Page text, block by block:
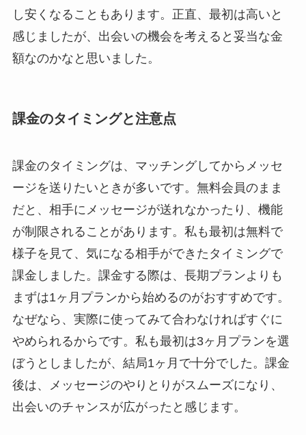
し安くなることもあります。正直、最初は高いと
感じましたが、出会いの機会を考えると妥当な金
額なのかなと思いました。
課金のタイミングと注意点
課金のタイミングは、マッチングしてからメッセ
ージを送りたいときが多いです。無料会員のまま
だと、相手にメッセージが送れなかったり、機能
が制限されることがあります。私も最初は無料で
様子を見て、気になる相手ができたタイミングで
課金しました。課金する際は、長期プランよりも
まずは1ヶ月プランから始めるのがおすすめです。
なぜなら、実際に使ってみて合わなければすぐに
やめられるからです。私も最初は3ヶ月プランを選
ぼうとしましたが、結局1ヶ月で十分でした。課金
後は、メッセージのやりとりがスムーズになり、
出会いのチャンスが広がったと感じます。